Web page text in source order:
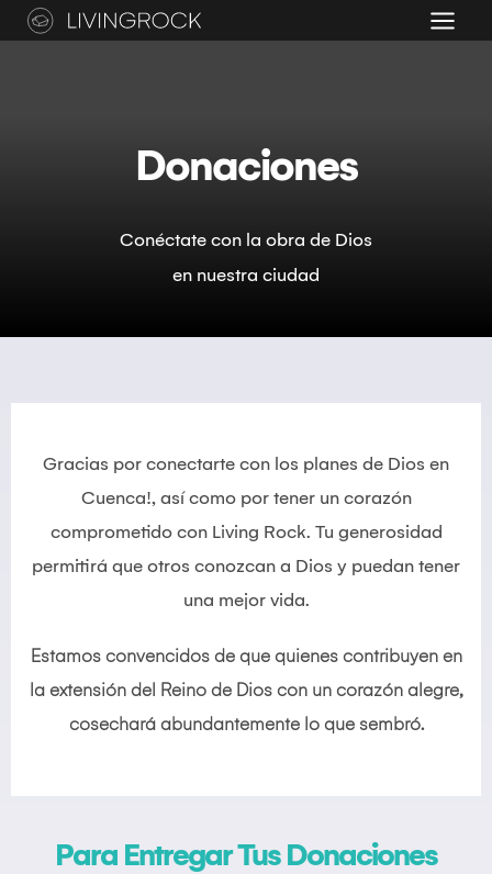
Saltar
Donaciones​
Conéctate con la obra de Dios
en nuestra ciudad
Gracias por conectarte con los planes de Dios en
Cuenca!, así como por tener un corazón
comprometido con Living Rock. Tu generosidad
permitirá que otros conozcan a Dios y puedan tener
una mejor vida.
Estamos convencidos de que quienes contribuyen en
la extensión del Reino de Dios con un corazón alegre,
cosechará abundantemente lo que sembró.
Para Entregar Tus Donaciones